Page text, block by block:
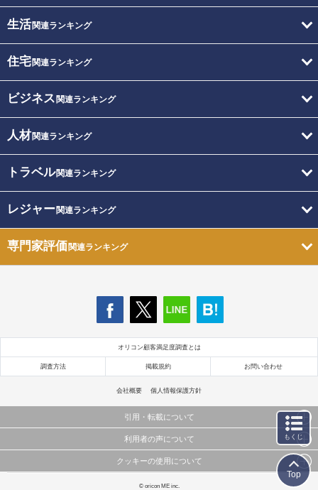
生活関連ランキング
住宅関連ランキング
ビジネス 関連ランキング
人材関連ランキング
トラベル関連ランキング
レジャー関連ランキング
専門家評価関連ランキング
オリコン顧客満足度調査とは
調査方法 掲載規約 お問い合わせ
会社概要 個人情報保護方針
引用・転載について
当サイトで公開されている情報（文字、写真、イラスト、画像データ等）及びこれらの配置・
これらの情報を権利者の許可なく無断転載・複製などの二次利用を行うことは固く禁じており
利用者の声について
当サイトに掲載している内容はすべてサービスの利用者が提出された見解・感想です。
クッキーの使用について
このサイトでは Cookie を使用して、ユーザーに合わせたコンテンツや広告の表示、ソーシャル
© oricon ME inc.
もくじ
Top